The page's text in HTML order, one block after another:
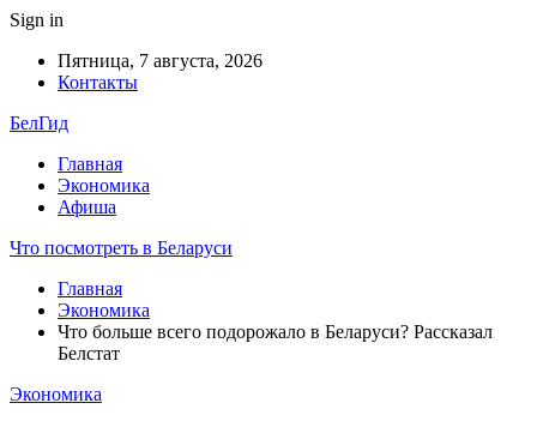
Sign in
Пятница, 7 августа, 2026
Контакты
БелГид
Главная
Экономика
Афиша
Что посмотреть в Беларуси
Главная
Экономика
Что больше всего подорожало в Беларуси? Рассказал
Белстат
Экономика